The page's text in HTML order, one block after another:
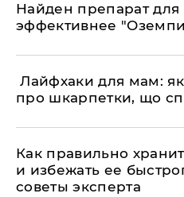
Найден препарат
эффективнее
Лайфхаки для мам:
про шкарпетки, що
Как правильно
и избежать ее
советы эксперта